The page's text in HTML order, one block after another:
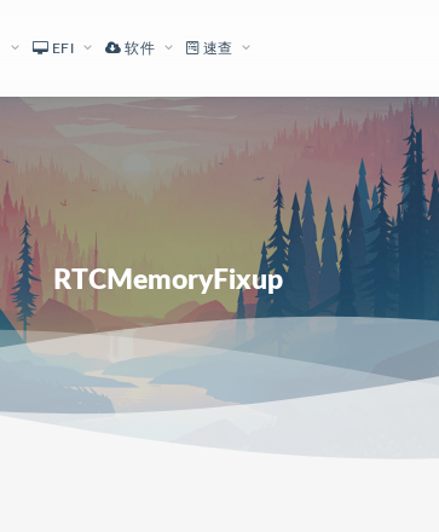
EFI 软件 速查
RTCMemoryFixup